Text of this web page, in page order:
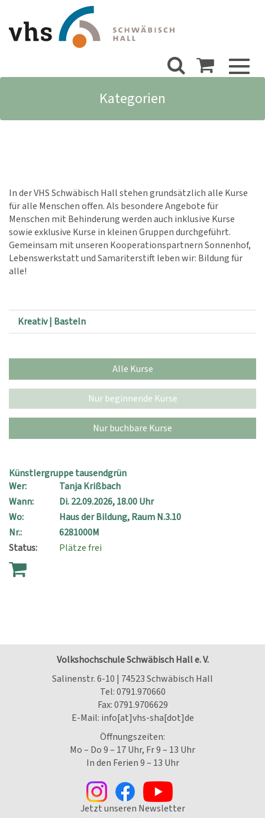
Kategorien
In der VHS Schwäbisch Hall stehen grundsätzlich alle Kurse
für alle Menschen offen. Als besondere Angebote für
Menschen mit Behinderung werden auch inklusive Kurse
sowie exklusive Kurse in kleinen Gruppen durchgeführt.
Gemeinsam mit unseren Kooperationspartnern Sonnenhof,
Lebenswerkstatt und Samariterstift leben wir: Bildung für
alle!
Kreativ | Basteln
Alle Kurse
Nur beginnende Kurse
Nur buchbare Kurse
Künstlergruppe tausendgrün
Wer:
Tanja Krißbach
Wann:
Di.22.09.2026, 18.00 Uhr
Wo:
Haus der Bildung, Raum N.3.10
Nr.:
6281000M
Status:
Plätze frei
Volkshochschule Schwäbisch Hall e. V.
Salinenstr. 6-10 | 74523 Schwäbisch Hall
Tel:0791.970660
Fax: 0791.9706629
E-Mail: info[at]vhs-sha[dot]de
Öffnungszeiten:
Mo – Do 9 – 17 Uhr, Fr 9 – 13 Uhr
In den Ferien 9 – 13 Uhr
Jetzt unseren Newsletter